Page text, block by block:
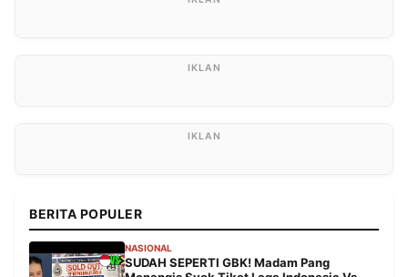
BERITA POPULER
NASIONAL
SUDAH SEPERTI GBK! Madam Pang